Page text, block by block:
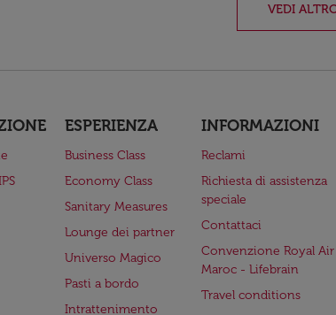
VEDI
ESPERIENZA
Business Class
Economy Class
Sanitary Measures
Lounge dei partner
Universo Magico
Pasti a bordo
Intrattenimento
INFORMAZIONI
Reclami
Richiesta di assistenza
speciale
Contattaci
Convenzione Royal Air
Maroc - Lifebrain
Travel conditions